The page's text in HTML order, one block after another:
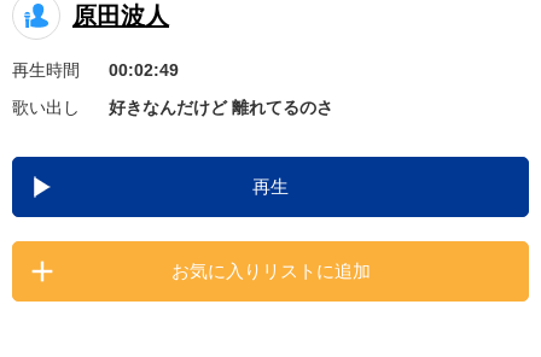
キャンペーン
お知らせ よくあるご質問
DAMの新曲・ランキングなど
カラオケ最新情報をチェック！
原田波人
再生時間
00:02:49
歌い出し
好きなんだけど 離れてるのさ
再生
お気に入りリストに追加